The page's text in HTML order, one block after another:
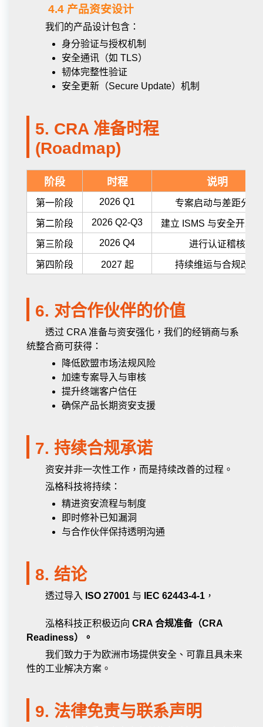
4.4 产品资安设计
我们的产品设计包含：
身分验证与授权机制
安全通讯（如 TLS）
韧体完整性验证
安全更新（Secure Update）机制
5. CRA 准备时程
(Roadmap)
阶段 时程 说明
第一阶段 2026 Q1 专案启动与差距分析
第二阶段 2026 Q2-Q3 建立 ISMS 与安全开发
第三阶段 2026 Q4 进行认证稽核
第四阶段 2027 起 持续维运与合规改善
6. 对合作伙伴的价值
透过 CRA 准备与资安强化，我们的经销商与系
统整合商可获得：
降低欧盟市场法规风险
加速专案导入与审核
提升终端客户信任
确保产品长期资安支援
7. 持续合规承诺
资安并非一次性工作，而是持续改善的过程。
泓格科技将持续：
精进资安流程与制度
即时修补已知漏洞
与合作伙伴保持透明沟通
8. 结论
透过导入 ISO 27001 与 IEC 62443-4-1 ，
泓格科技正积极迈向 CRA 合规准备（CRA
Readiness）。
我们致力于为欧洲市场提供安全、可靠且具未来
性的工业解决方案。
9. 法律免责与联系声明